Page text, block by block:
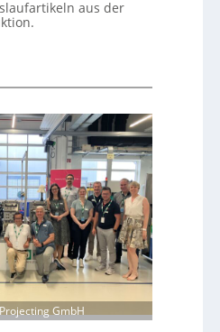
aus der
GmbH